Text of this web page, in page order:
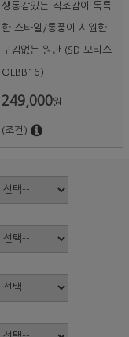
생동감있는 직조감이 독특
한 스타일/통풍이 시원한
구김없는 원단 (SD 모리스
OLBB16)
249,000원
(조건)